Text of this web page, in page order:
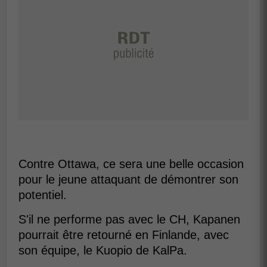
Contre Ottawa, ce sera une belle occasion
pour le jeune attaquant de démontrer son
potentiel.
S'il ne performe pas avec le CH, Kapanen
pourrait être retourné en Finlande, avec
son équipe, le Kuopio de KalPa.